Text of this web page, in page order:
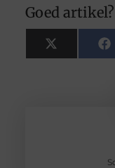
Goed
X
(Twitter)